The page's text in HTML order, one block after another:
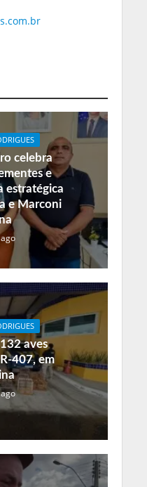
celebra
e
estratégica
e Marconi
aves
407, em